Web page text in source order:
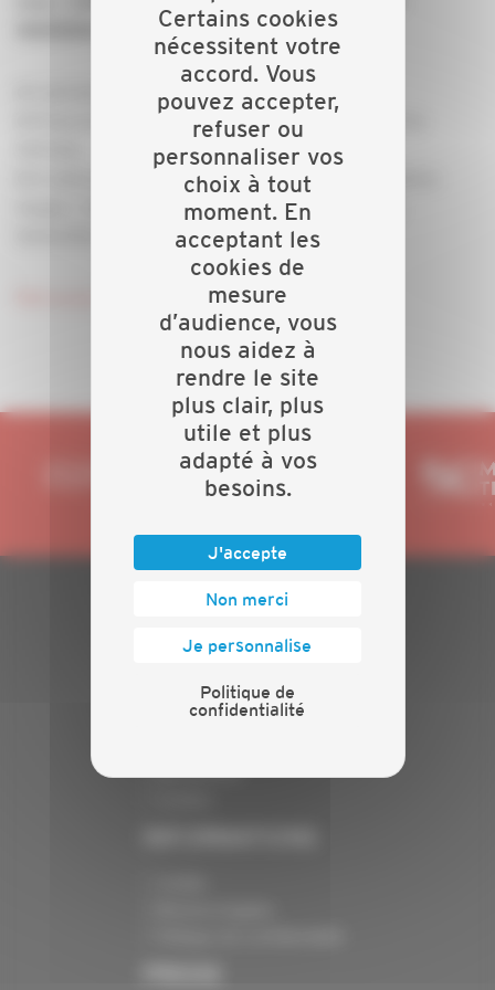
NIEDERHAUSBERGEN
Ø Coût de la formation :259€ HT
Ø Prise en charge possible par CONSTRUCTYS et le
Ø A votre demande nous pouvons organiser d’autres
stages : CACES, SST, HABILITATION ELECTRIQUE,
Retrouvez ici le bulletin d'inscription.
Evénements
Présentation
Certains cookies
nécessitent votre
accord. Vous
pouvez accepter,
refuser ou
personnaliser vos
choix à tout
moment. En
acceptant les
cookies de
mesure
d’audience, vous
nous aidez à
rendre le site
plus clair, plus
utile et plus
adapté à vos
besoins.
J'accepte
Non merci
Je personnalise
Politique de
confidentialité